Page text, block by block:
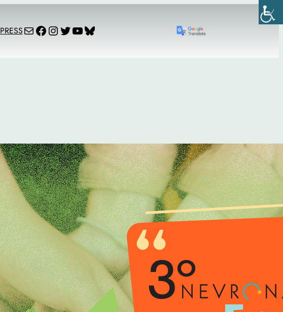
PRESSsend email
facebook linkInstagram
Twitter
YouTube
Bluesky